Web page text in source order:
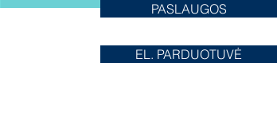
PASLAUGOS
EL. PARDUOTUVĖ